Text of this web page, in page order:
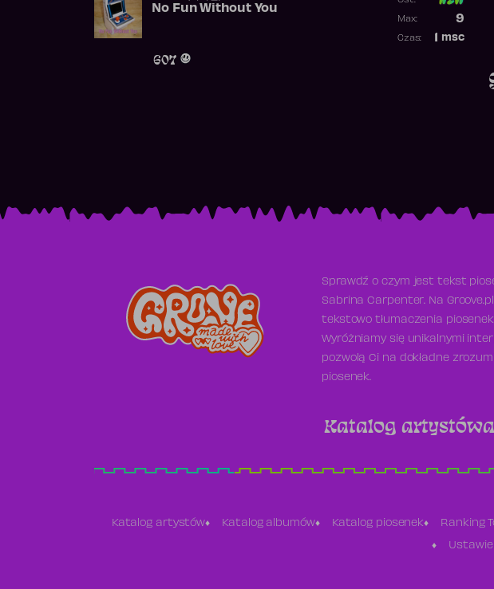
No Fun Without You
607
9
Max:
msc
Czas:
Sprawdź o czym jest tekst
Sabrina Carpenter. Na
tekstowo tłumaczenia
Wyróżniamy się unikalnymi
pozwolą Ci na dokładne
piosenek.
Katalog artystówa
Katalog artystów Katalog albumów Katalog piosenek Ranking